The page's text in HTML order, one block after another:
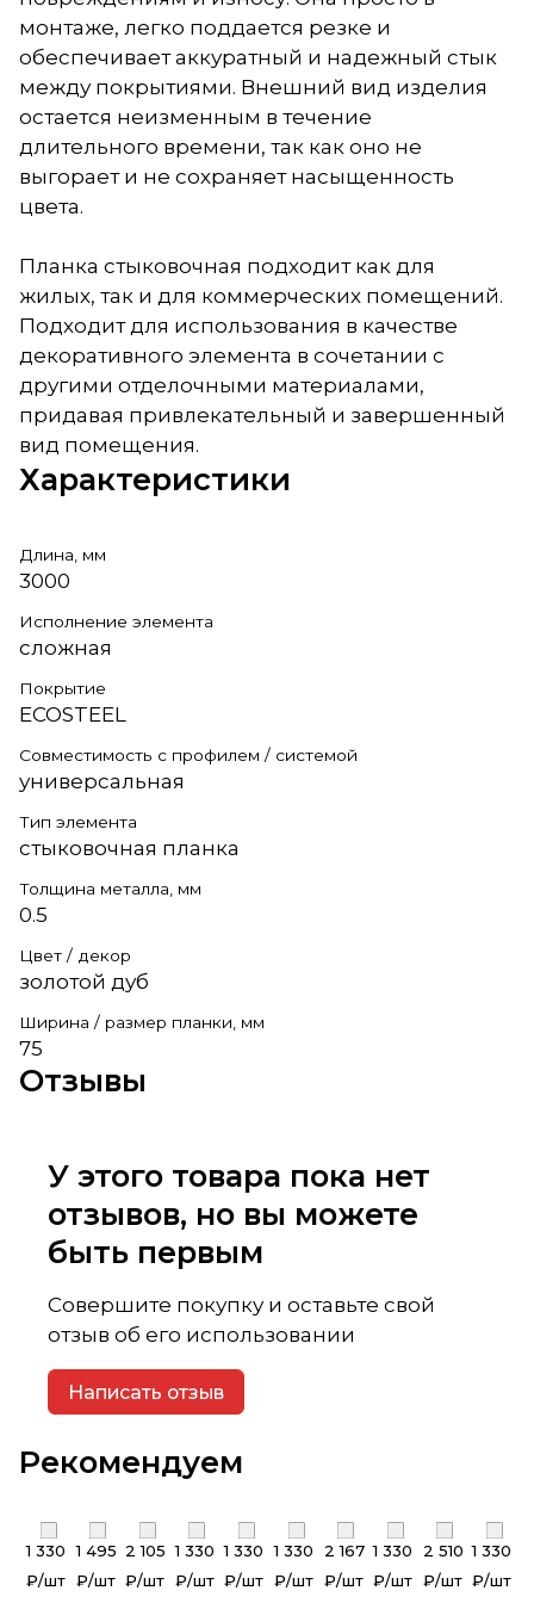
монтаже, легко поддается резке и
обеспечивает аккуратный и надежный стык
между покрытиями. Внешний вид изделия
остается неизменным в течение
длительного времени, так как оно не
выгорает и не сохраняет насыщенность
цвета.
Планка стыковочная подходит как для
жилых, так и для коммерческих помещений.
Подходит для использования в качестве
декоративного элемента в сочетании с
другими отделочными материалами,
придавая привлекательный и завершенный
вид помещения.
Характеристики
Длина, мм
3000
Исполнение элемента
сложная
Покрытие
ECOSTEEL
Совместимость с профилем / системой
универсальная
Тип элемента
стыковочная планка
Толщина металла, мм
0.5
Цвет / декор
золотой дуб
Ширина / размер планки, мм
75
Отзывы
У этого товара пока нет
отзывов, но вы можете
быть первым
Совершите покупку и оставьте свой
отзыв об его использовании
Написать отзыв
Рекомендуем
1 330
₽/шт
1 495
₽/шт
2 105
₽/шт
1 330
₽/шт
1 330
₽/шт
1 330
₽/шт
2 167
₽/шт
1 330
₽/шт
2 510
₽/шт
1 330
₽/шт